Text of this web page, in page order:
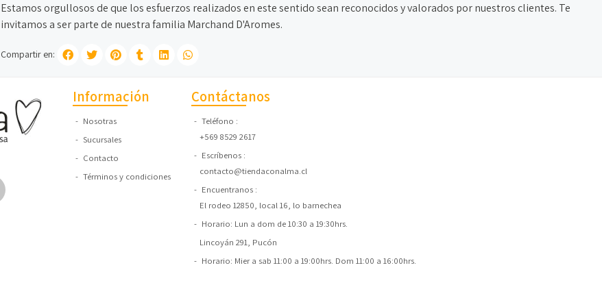
Estamos orgullosos de que los esfuerzos realizados en este sentido sean reconocidos y valorados por nuestros clientes. Te
invitamos a ser parte de nuestra familia Marchand D'Aromes.
Compartir en:
Información
Nosotras
Sucursales
Contacto
Términos y condiciones
Contáctanos
Teléfono
+569 8529 2617
Escríbenos
contacto@tiendaconalma.cl
Encuentranos
El rodeo 12850, local 16, lo barnechea
Horario: Lun a dom de 10:30 a 19:30hrs.
Lincoyán 291, Pucón
Horario: Mier a sab 11:00 a 19:00hrs. Dom 11:00 a 16:00hrs.